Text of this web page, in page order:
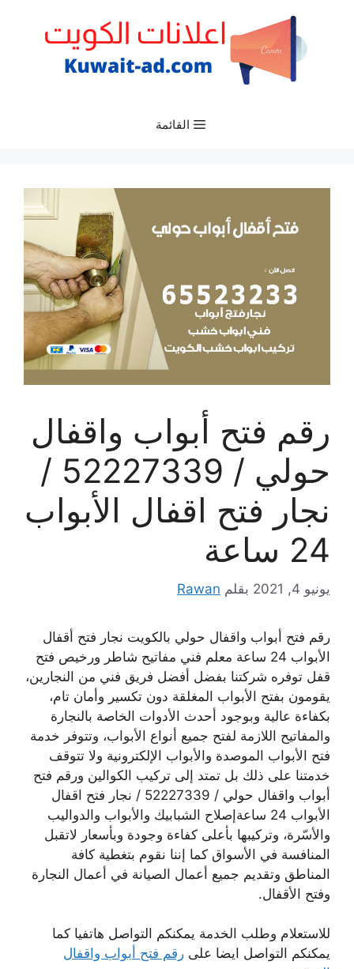
القائمة
رقم فتح أبواب واقفال
حولي / 52227339 /
نجار فتح اقفال الأبواب
24 ساعة
يونيو 4, 2021 بقلم Rawan
رقم فتح أبواب واقفال حولي بالكويت نجار فتح أقفال
الأبواب 24 ساعة معلم فني مفاتيح شاطر ورخيص فتح
قفل توفره شركتنا بفضل أفضل فريق فني من النجارين،
يقومون بفتح الأبواب المغلقة دون تكسير وأمان تام،
بكفاءة عالية وبوجود أحدث الأدوات الخاصة بالنجارة
والمفاتيح اللازمة لفتح جميع أنواع الأبواب، وتتوفر خدمة
فتح الأبواب الموصدة والأبواب الإلكترونية ولا تتوقف
خدمتنا على ذلك بل تمتد إلى تركيب الكوالين ورقم فتح
أبواب واقفال حولي / 52227339 / نجار فتح اقفال
الأبواب 24 ساعةإصلاح الشبابيك والأبواب والدواليب
والأسّرة، وتركيبها بأعلى كفاءة وجودة وبأسعار لاتقبل
المنافسة في الأسواق كما إننا نقوم بتغطية كافة
المناطق وتقديم جميع أعمال الصيانة في أعمال النجارة
وفتح الأقفال.
للاستعلام وطلب الخدمة يمكنكم التواصل هاتفيا كما
يمكنكم التواصل ايضا على رقم فتح أبواب واقفال